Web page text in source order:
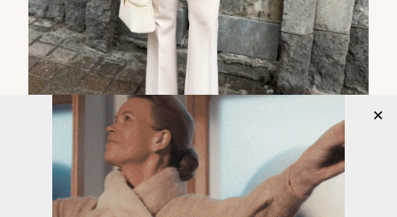
No WAU, mitkä asukokonaisuudet!
✕